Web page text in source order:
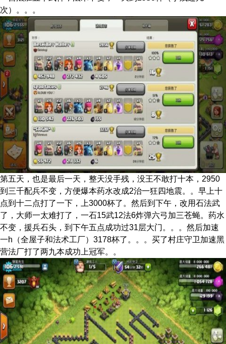
次）。。。
第五天，也是最后一天，整天没手残，没王不敢打十本，2950
到三千配兵不变，方便爆本药水改成2治一狂四地震。。早上十
点到十二点打了一下，上3000杯了。然后到下午，改用石法武
了，大师一太难打了，一石15武12法6炸弹六弓加三苍蝇。药水
不变，援兵石头，到下午五点成功过31层大门。。。然后加速
一h（全屋子和法术工厂）3178杯了。。。买了村庄守卫加速黑
营法厂打了两九本成功上冠军。。